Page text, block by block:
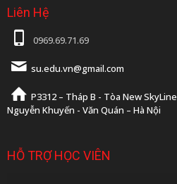
Liên Hệ
0969.69.71.69
su.edu.vn@gmail.com
P3312 – Tháp B - Tòa New SkyLine
Nguyễn Khuyến - Văn Quán – Hà Nội
HỖ TRỢ HỌC VIÊN